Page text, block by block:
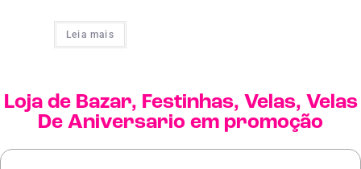
Leia mais
Loja de Bazar, Festinhas, Velas, Velas
De Aniversario em promoção